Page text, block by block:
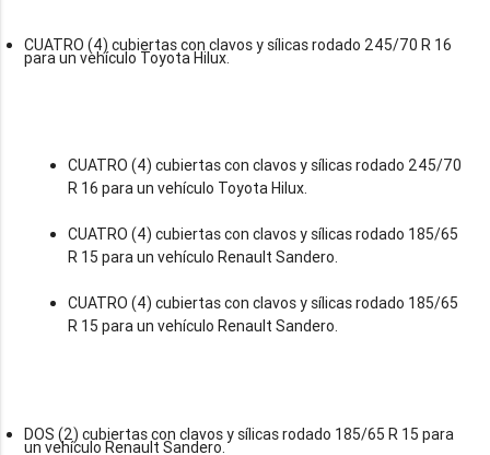
CUATRO (4) cubiertas con clavos y sílicas rodado 245/70 R 16
para un vehículo Toyota Hilux.
CUATRO (4) cubiertas con clavos y sílicas rodado 245/70
R 16 para un vehículo Toyota Hilux.
CUATRO (4) cubiertas con clavos y sílicas rodado 185/65
R 15 para un vehículo Renault Sandero.
CUATRO (4) cubiertas con clavos y sílicas rodado 185/65
R 15 para un vehículo Renault Sandero.
DOS (2) cubiertas con clavos y sílicas rodado 185/65 R 15 para
un vehículo Renault Sandero.